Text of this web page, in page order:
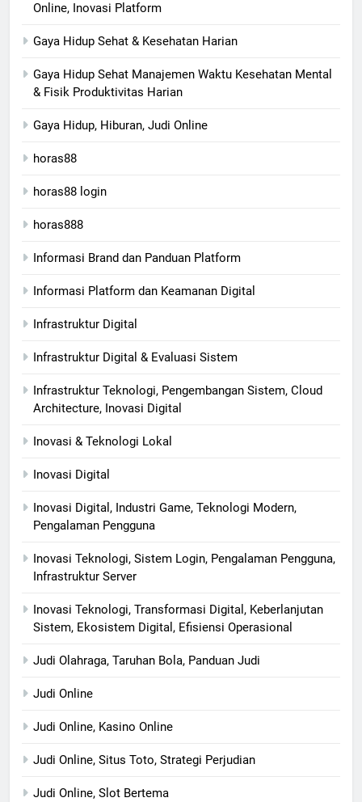
Online, Inovasi Platform
Gaya Hidup Sehat & Kesehatan Harian
Gaya Hidup Sehat Manajemen Waktu Kesehatan Mental
& Fisik Produktivitas Harian
Gaya Hidup, Hiburan, Judi Online
horas88
horas88 login
horas888
Informasi Brand dan Panduan Platform
Informasi Platform dan Keamanan Digital
Infrastruktur Digital
Infrastruktur Digital & Evaluasi Sistem
Infrastruktur Teknologi, Pengembangan Sistem, Cloud
Architecture, Inovasi Digital
Inovasi & Teknologi Lokal
Inovasi Digital
Inovasi Digital, Industri Game, Teknologi Modern,
Pengalaman Pengguna
Inovasi Teknologi, Sistem Login, Pengalaman Pengguna,
Infrastruktur Server
Inovasi Teknologi, Transformasi Digital, Keberlanjutan
Sistem, Ekosistem Digital, Efisiensi Operasional
Judi Olahraga, Taruhan Bola, Panduan Judi
Judi Online
Judi Online, Kasino Online
Judi Online, Situs Toto, Strategi Perjudian
Judi Online, Slot Bertema